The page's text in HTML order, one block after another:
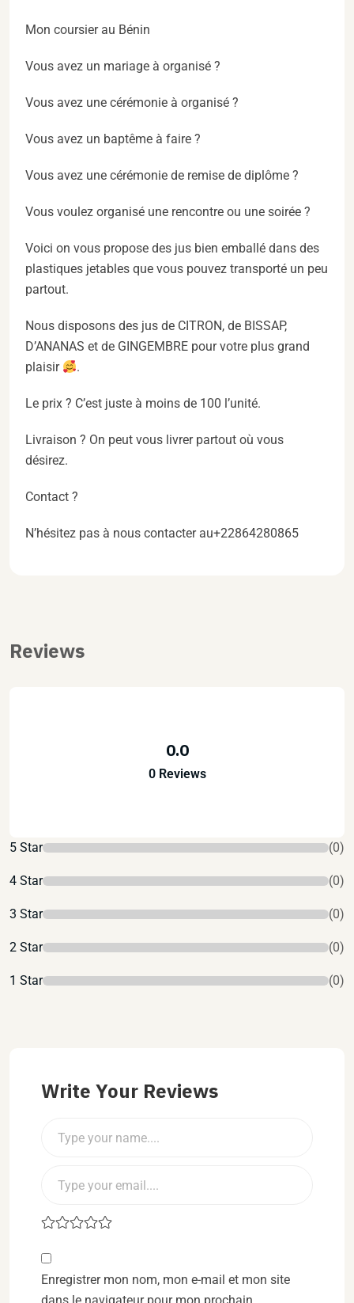
Mon coursier au Bénin
Vous avez un mariage à organisé ?
Vous avez une cérémonie à organisé ?
Vous avez un baptême à faire ?
Vous avez une cérémonie de remise de diplôme ?
Vous voulez organisé une rencontre ou une soirée ?
Voici on vous propose des jus bien emballé dans des
plastiques jetables que vous pouvez transporté un peu
partout.
Nous disposons des jus de CITRON, de BISSAP,
D’ANANAS et de GINGEMBRE pour votre plus grand
plaisir
.
Le prix ? C’est juste à moins de 100 l’unité.
Livraison ? On peut vous livrer partout où vous
désirez.
Contact ?
N’hésitez pas à nous contacter au+22864280865
Reviews
0.0
0 Reviews
5 Star (0)
4 Star (0)
3 Star (0)
2 Star (0)
1 Star (0)
Write Your Reviews
Enregistrer mon nom, mon e-mail et mon site